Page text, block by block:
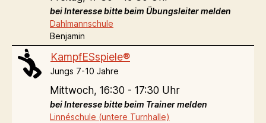
bei Interesse bitte beim Übungsleiter melden
Dahlmannschule
Benjamin
KampfESspiele®
Jungs 7-10 Jahre
Mittwoch, 16:30 - 17:30 Uhr
bei Interesse bitte beim Trainer melden
Linnéschule (untere Turnhalle)